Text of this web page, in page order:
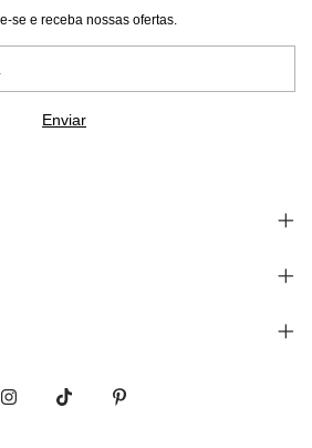
se e receba nossas ofertas.